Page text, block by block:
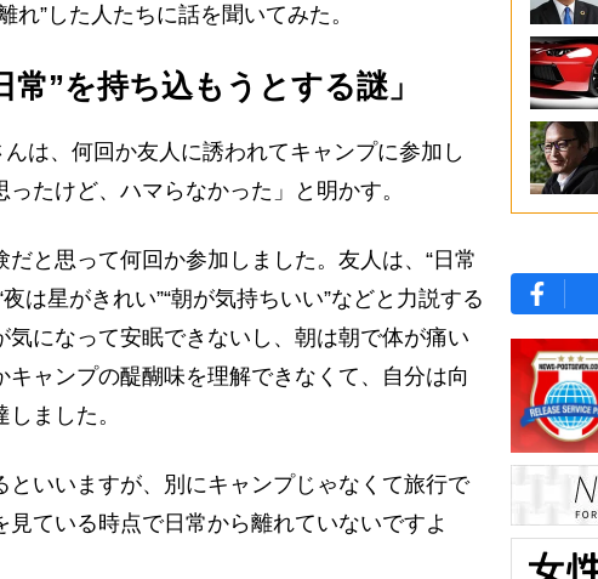
れ”した人たちに話を聞いてみた。
常”を持ち込もうとする謎」
は、何回か友人に誘われてキャンプに参加し
たけど、ハマらなかった」と明かす。
だと思って何回か参加しました。友人は、“日常
は星がきれい”“朝が気持ちいい”などと力説する
気になって安眠できないし、朝は朝で体が痛い
キャンプの醍醐味を理解できなくて、自分は向
ました。
いいますが、別にキャンプじゃなくて旅行で
ている時点で日常から離れていないですよ